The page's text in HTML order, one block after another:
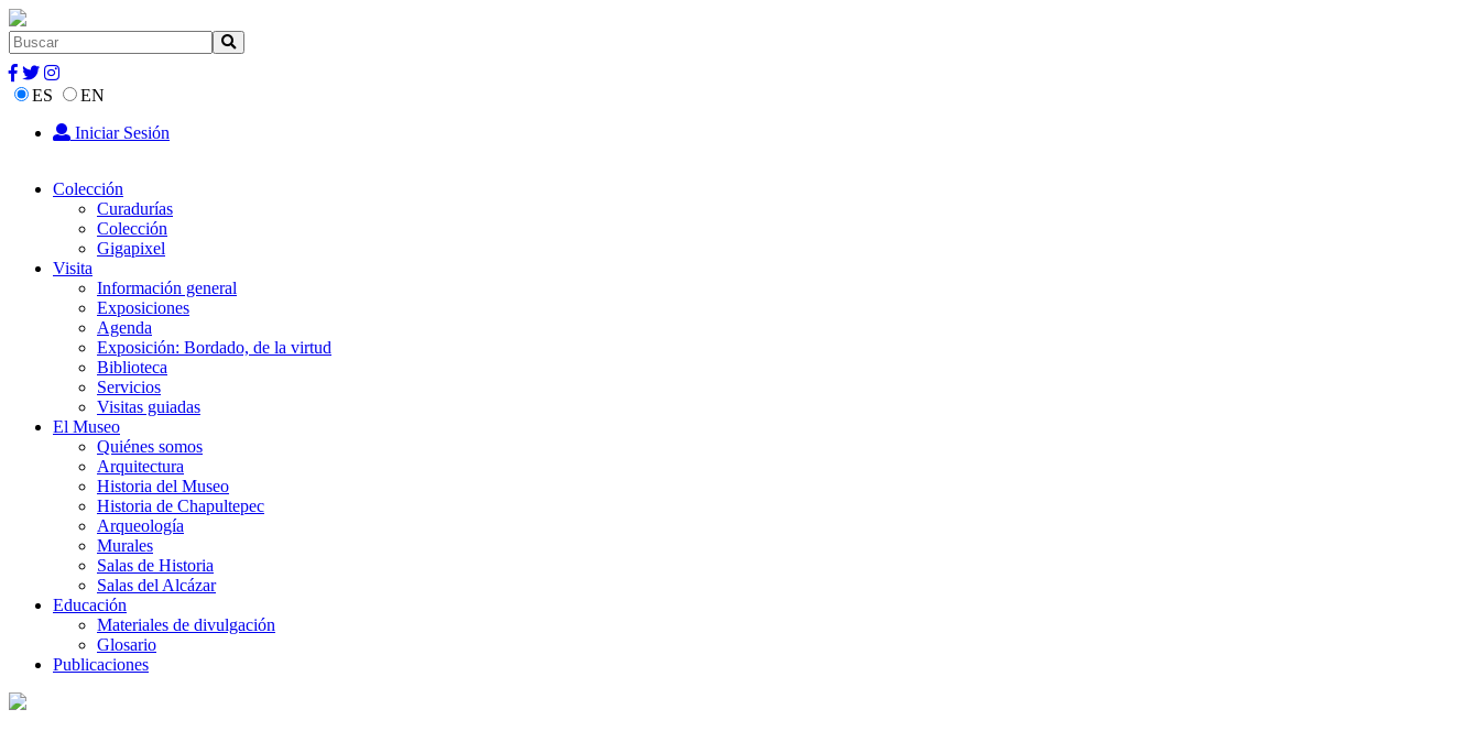
ES
EN
Iniciar Sesión
Colección
Curadurías
Colección
Gigapixel
Visita
Información general
Exposiciones
Agenda
Exposición: Bordado, de la virtud
Biblioteca
Servicios
Visitas guiadas
El Museo
Quiénes somos
Arquitectura
Historia del Museo
Historia de Chapultepec
Arqueología
Murales
Salas de Historia
Salas del Alcázar
Educación
Materiales de divulgación
Glosario
Publicaciones